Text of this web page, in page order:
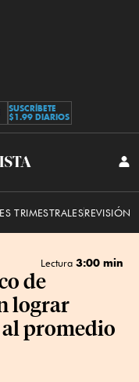
SUSCRÍBETE
$1.99 DIARIOS
TRIMESTRALESREVISIÓN
Lectura 3:00 min
de
lograr
promedio